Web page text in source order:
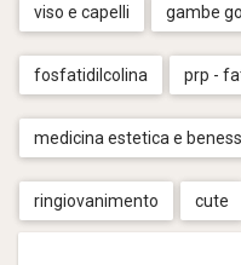
viso e capelli gambe
fosfatidilcolina prp -
medicina estetica e
ringiovanimento cute